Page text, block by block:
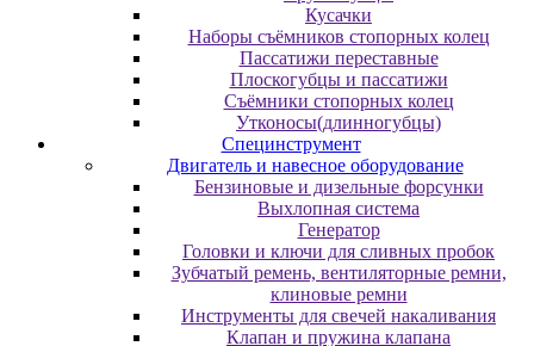
Кусачки
Наборы съёмников стопорных колец
Пассатижи переставные
Плоскогубцы и пассатижи
Съёмники стопорных колец
Утконосы(длинногубцы)
Специнструмент
Двигатель и навесное оборудование
Бензиновые и дизельные форсунки
Выхлопная система
Генератор
Головки и ключи для сливных пробок
Зубчатый ремень, вентиляторные ремни,
клиновые ремни
Инструменты для свечей накаливания
Клапан и пружина клапана